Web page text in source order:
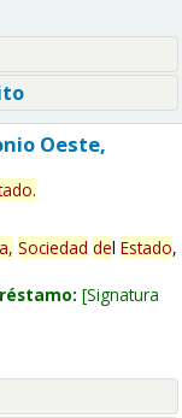
Oeste,
.
Sociedad del Estado,
Signatura